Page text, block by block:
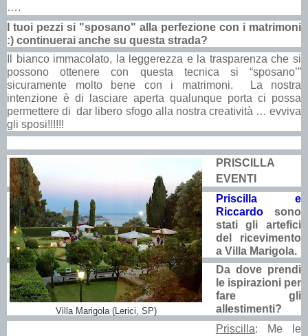
….
I tuoi pezzi si "sposano" alla perfezione con i matrimoni
:) continuerai anche su questa strada?
Il bianco immacolato, la leggerezza e la trasparenza che si
possono ottenere con questa tecnica si “sposano’”
sicuramente molto bene con i matrimoni. La nostra
intenzione è di lasciare aperta qualunque porta ci possa
permettere di dar libero sfogo alla nostra creatività … evviva
gli sposi!!!!!!
Villa Marigola (Lerici, SP)
PRISCILLA
EVENTI
Priscilla e
Riccardosono
stati gli artefici
del ricevimento
a Villa Marigola.
Da dove prendi
le ispirazioni per
fare gli
allestimenti?
Priscilla: Me le